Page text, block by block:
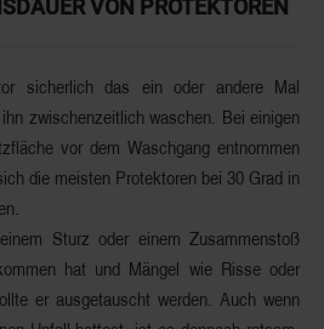
VON PROTEKTOREN
sicherlich das ein oder andere Mal
zwischenzeitlich waschen. Bei einigen
vor dem Waschgang entnommen
die meisten Protektoren bei 30 Grad in
Sturz oder einem Zusammenstoß
hat und Mängel wie Risseoder
er ausgetauscht werden. Auch wenn